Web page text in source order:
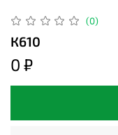
(0)
К610
0 ₽